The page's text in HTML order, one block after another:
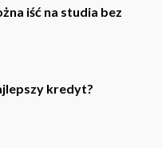
iść na studia bez
kredyt?